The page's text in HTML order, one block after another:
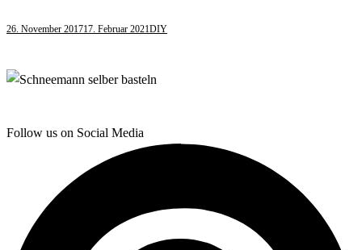
26. November 201717. Februar 2021DIY
Follow us on Social Media